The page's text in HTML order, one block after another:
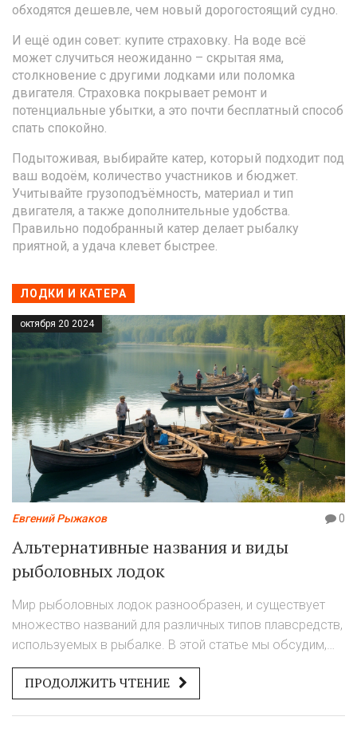
обходятся дешевле, чем новый дорогостоящий судно.
И ещё один совет: купите страховку. На воде всё
может случиться неожиданно – скрытая яма,
столкновение с другими лодками или поломка
двигателя. Страховка покрывает ремонт и
потенциальные убытки, а это почти бесплатный способ
спать спокойно.
Подытоживая, выбирайте катер, который подходит под
ваш водоём, количество участников и бюджет.
Учитывайте грузоподъёмность, материал и тип
двигателя, а также дополнительные удобства.
Правильно подобранный катер делает рыбалку
приятной, а удача клевет быстрее.
ЛОДКИ И КАТЕРА
октября 20 2024
Евгений Рыжаков 0
Альтернативные названия и виды
рыболовных лодок
Мир рыболовных лодок разнообразен, и существует
множество названий для различных типов плавсредств,
используемых в рыбалке. В этой статье мы обсудим,
как по-другому могут называться лодки, и какие
бывают виды рыболовных судов. Также рассмотрим
интересные факты и дадим полезные советы по выбору
ПРОДОЛЖИТЬ ЧТЕНИЕ